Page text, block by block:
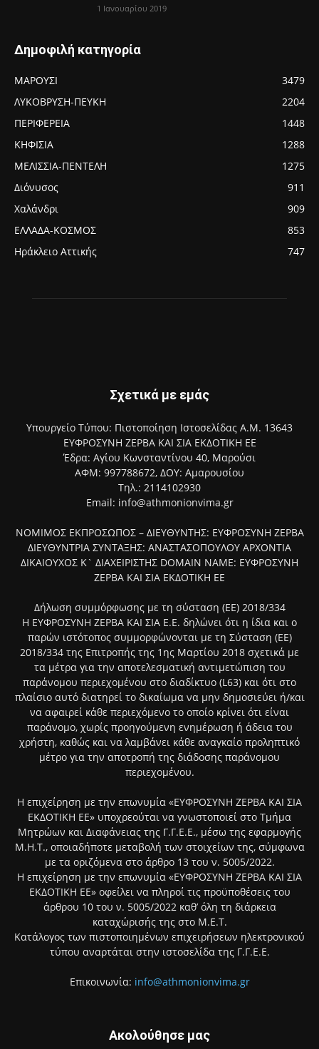
1 Ιανουαρίου 2019
Δημοφιλή κατηγορία
ΜΑΡΟΥΣΙ
3479
ΛΥΚΟΒΡΥΣΗ-ΠΕΥΚΗ
2204
ΠΕΡΙΦΕΡΕΙΑ
1448
ΚΗΦΙΣΙΑ
1288
ΜΕΛΙΣΣΙΑ-ΠΕΝΤΕΛΗ
1275
Διόνυσος
911
Χαλάνδρι
909
ΕΛΛΑΔΑ-ΚΟΣΜΟΣ
853
Ηράκλειο Αττικής
747
Σχετικά με εμάς
Υπουργείο Τύπου: Πιστοποίηση Ιστοσελίδας Α.Μ. 13643
ΕΥΦΡΟΣΥΝΗ ΖΕΡΒΑ ΚΑΙ ΣΙΑ ΕΚΔΟΤΙΚΗ ΕΕ
Έδρα: Αγίου Κωνσταντίνου 40, Μαρούσι
ΑΦΜ: 997788672, ΔΟΥ: Αμαρουσίου
Τηλ.: 2114102930
Email: info@athmonionvima.gr
ΝΟΜΙΜΟΣ ΕΚΠΡΟΣΩΠΟΣ – ΔΙΕΥΘΥΝΤΗΣ: ΕΥΦΡΟΣΥΝΗ ΖΕΡΒΑ
ΔΙΕΥΘΥΝΤΡΙΑ ΣΥΝΤΑΞΗΣ: ΑΝΑΣΤΑΣΟΠΟΥΛΟΥ ΑΡΧΟΝΤΙΑ
ΔΙΚΑΙΟΥΧΟΣ Κ` ΔΙΑΧΕΙΡΙΣΤΗΣ DOMAIN NAME: ΕΥΦΡΟΣΥΝΗ
ΖΕΡΒΑ ΚΑΙ ΣΙΑ ΕΚΔΟΤΙΚΗ ΕΕ
Δήλωση συμμόρφωσης με τη σύσταση (ΕΕ) 2018/334
Η ΕΥΦΡΟΣΥΝΗ ΖΕΡΒΑ ΚΑΙ ΣΙΑ Ε.Ε. δηλώνει ότι η ίδια και ο
παρών ιστότοπος συμμορφώνονται με τη Σύσταση (ΕΕ)
2018/334 της Επιτροπής της 1ης Μαρτίου 2018 σχετικά με
τα μέτρα για την αποτελεσματική αντιμετώπιση του
παράνομου περιεχομένου στο διαδίκτυο (L63) και ότι στο
πλαίσιο αυτό διατηρεί το δικαίωμα να μην δημοσιεύει ή/και
να αφαιρεί κάθε περιεχόμενο το οποίο κρίνει ότι είναι
παράνομο, χωρίς προηγούμενη ενημέρωση ή άδεια του
χρήστη, καθώς και να λαμβάνει κάθε αναγκαίο προληπτικό
μέτρο για την αποτροπή της διάδοσης παράνομου
περιεχομένου.
Η επιχείρηση με την επωνυμία «ΕΥΦΡΟΣΥΝΗ ΖΕΡΒΑ ΚΑΙ ΣΙΑ
ΕΚΔΟΤΙΚΗ ΕΕ» υποχρεούται να γνωστοποιεί στο Τμήμα
Μητρώων και Διαφάνειας της Γ.Γ.Ε.Ε., μέσω της εφαρμογής
Μ.Η.Τ., οποιαδήποτε μεταβολή των στοιχείων της, σύμφωνα
με τα οριζόμενα στο άρθρο 13 του ν. 5005/2022.
Η επιχείρηση με την επωνυμία «ΕΥΦΡΟΣΥΝΗ ΖΕΡΒΑ ΚΑΙ ΣΙΑ
ΕΚΔΟΤΙΚΗ ΕΕ» οφείλει να πληροί τις προϋποθέσεις του
άρθρου 10 του ν. 5005/2022 καθ’ όλη τη διάρκεια
καταχώρισής της στο Μ.Ε.Τ.
Κατάλογος των πιστοποιημένων επιχειρήσεων ηλεκτρονικού
τύπου αναρτάται στην ιστοσελίδα της Γ.Γ.Ε.Ε.
Επικοινωνία: info@athmonionvima.gr
Ακολούθησε μας